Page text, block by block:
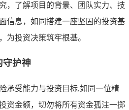
，了解项目的背景、团队实力、技
信息，如同搭建一座坚固的投资基
为投资决策筑牢根基。
守护神
承受能力与投资目标,如同一位精
资金额，切勿将所有资金孤注一掷